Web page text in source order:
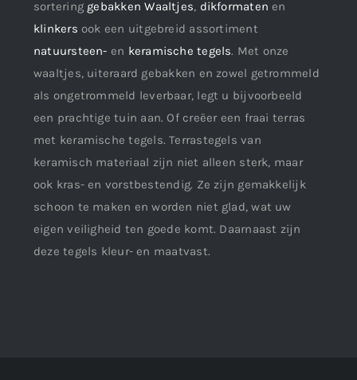
sortering gebakken Waaltjes, dikformaten en
klinkers ook een uitgebreid assortiment
natuursteen- en keramische tegels. Met onze
waaltjes, uiteraard gebakken en zowel getrommeld
als ongetrommeld leverbaar, legt u bijvoorbeeld
een prachtige tuin aan. Of creëer een fraai terras
met keramische tegels. Terrastegels van
keramisch materiaal zijn niet alleen sterk, maar
ook kras- en vorstbestendig. Ze zijn gemakkelijk
schoon te maken en worden niet glad, wat uw
eigen veiligheid ten goede komt. Daarnaast zijn
deze tegels kleur- en maatvast.